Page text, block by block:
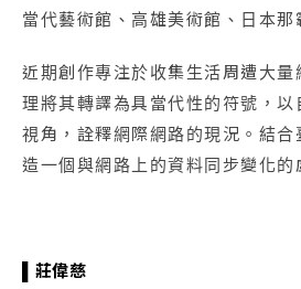
當代藝術館、高雄美術館、日本那
近期創作專注於收集生活周遭大
理將其轉譯為具當代性的符號，以
視角，詮釋網際網路的現況。結
造一個與網路上的資料同步變化的
▌莊偉慈